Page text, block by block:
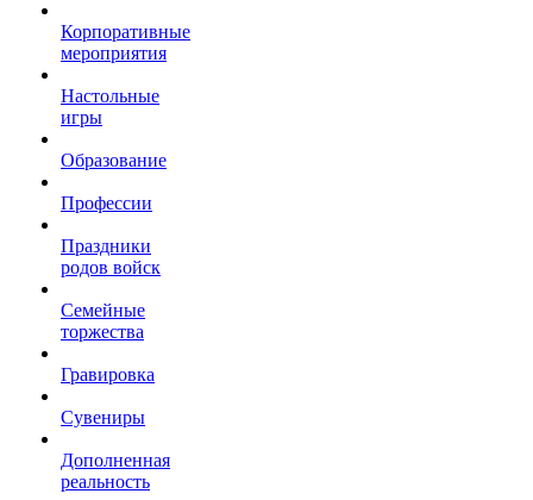
Корпоративные
мероприятия
Настольные
игры
Образование
Профессии
Праздники
родов войск
Семейные
торжества
Гравировка
Сувениры
Дополненная
реальность